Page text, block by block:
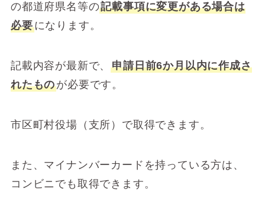
の都道府県名等の記載事項に変更がある場合は
必要になります。
記載内容が最新で、申請日前6か月以内に作成さ
れたものが必要です。
市区町村役場（支所）で取得できます。
また、マイナンバーカードを持っている方は、
コンビニでも取得できます。